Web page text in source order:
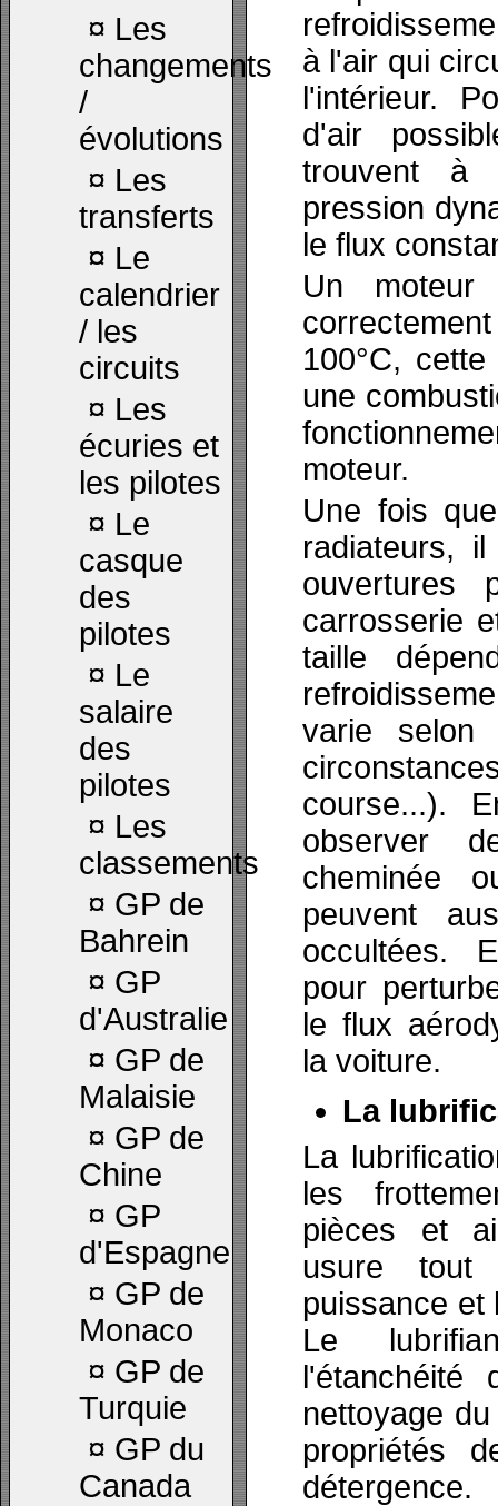
¤ Les
changements
/
évolutions
¤ Les
transferts
¤ Le
calendrier
/ les
circuits
¤ Les
écuries et
les pilotes
¤ Le
casque
des
pilotes
¤ Le
salaire
des
pilotes
¤ Les
classements
¤ GP de
Bahrein
¤ GP
d'Australie
¤ GP de
Malaisie
¤ GP de
Chine
¤ GP
d'Espagne
¤ GP de
Monaco
¤ GP de
Turquie
¤ GP du
Canada
à l'air qui
l'intérieur.
d'air
trouvent
pression
le flux
Un moteur
100°C,
une
moteur.
Une fois
radiateurs,
ouvertures
carrosserie
taille
varie
course...).
observer
cheminée
peuvent
occultées.
pour
le flux
la voiture.
La
La
les
pièces et
usure tout
puissance et
Le
l'étanchéité
nettoyage
propriétés
détergence.